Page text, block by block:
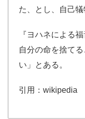
た、とし、自己犠
『ヨハネによる
自分の命を捨て
い」とある。
引用：wikipedia